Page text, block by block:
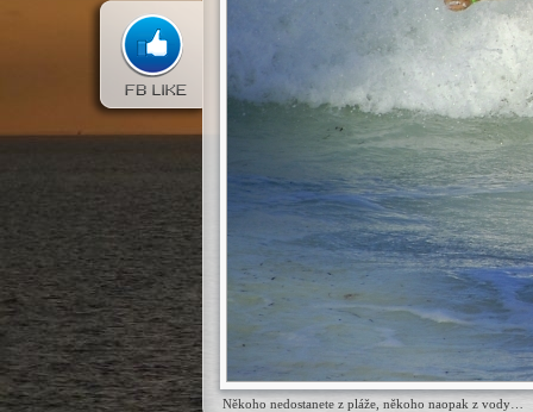
Někoho nedostanete z pláže, někoho naopak z vody…